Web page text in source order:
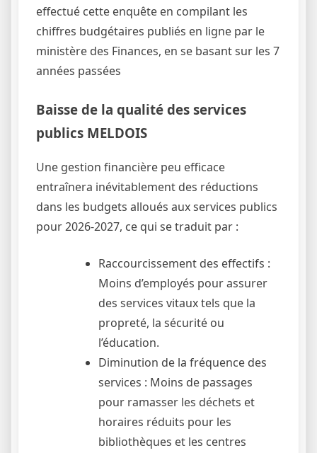
effectué cette enquête en compilant les
chiffres budgétaires publiés en ligne par le
ministère des Finances, en se basant sur les 7
années passées
Baisse de la qualité des services
publics MELDOIS
Une gestion financière peu efficace
entraînera inévitablement des réductions
dans les budgets alloués aux services publics
pour 2026-2027, ce qui se traduit par :
Raccourcissement des effectifs :
Moins d’employés pour assurer
des services vitaux tels que la
propreté, la sécurité ou
l’éducation.
Diminution de la fréquence des
services : Moins de passages
pour ramasser les déchets et
horaires réduits pour les
bibliothèques et les centres